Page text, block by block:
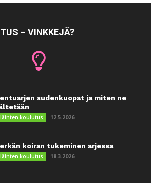
– VINKKEJÄ?
sudenkuopat ja miten ne
koulutus 12.5.2026
koiran tukeminen arjessa
koulutus 18.3.2026